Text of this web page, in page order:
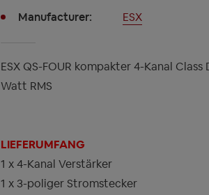
Manufacturer:
ESX
ESX QS-FOUR kompakter 4-Kanal
Watt RMS
LIEFERUMFANG
1 x 4-Kanal Verstärker
1 x 3-poliger Stromstecker